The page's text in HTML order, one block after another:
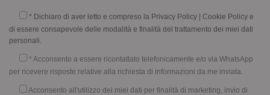
* Dichiaro di aver letto e compreso la Privacy Policy | Cookie Policy e
di essere consapevole delle modalità e finalità del trattamento dei miei dati
personali.
* Acconsento a essere ricontattato telefonicamente e/o via WhatsApp
per ricevere risposte relative alla richiesta di informazioni da me inviata.
Acconsento all'utilizzo dei miei dati per finalità di marketing, invio di